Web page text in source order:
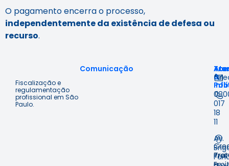
O pagamento encerra o processo,
independentemente da existência de defesa ou
recurso.
Fiscalização e
regulamentação
profissional em São
Paulo.
Comunicação
à
&
017
18
11
Av.